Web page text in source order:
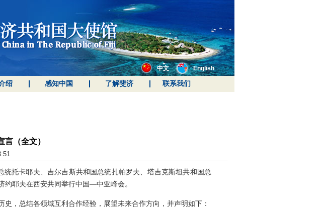
中文 English
绍 感知中国 了解斐济 联系我们
（全文）
托卡耶夫、吉尔吉斯共和国总统扎帕罗夫、塔吉克斯坦共和国总
约耶夫在西安共同举行中国—中亚峰会。
，总结各领域互利合作经验，展望未来合作方向，并声明如下：